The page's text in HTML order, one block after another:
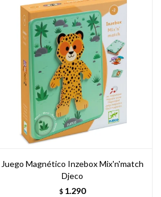
Juego Magnético Inzebox Mix'n'match
Djeco
$ 1.290